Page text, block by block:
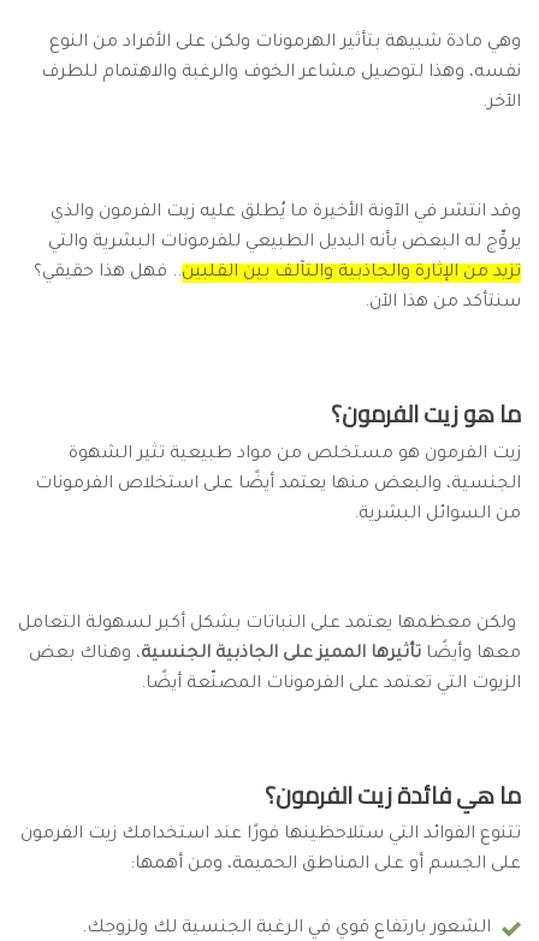
وهي مادة شبيهة بتأثير الهرمونات ولكن على الأفراد من النوع
نفسه، وهذا لتوصيل مشاعر الخوف والرغبة والاهتمام للطرف
الآخر.
وقد انتشر في الآونة الأخيرة ما يُطلق عليه زيت الفرمون والذي
يروِّج له البعض بأنه البديل الطبيعي للفرمونات البشرية والتي
تزيد من الإثارة والجاذبية والتآلف بين القلبين.. فهل هذا حقيقي؟
سنتأكد من هذا الآن.
ما هو زيت الفرمون؟
زيت الفرمون هو مستخلص من مواد طبيعية تثير الشهوة
الجنسية، والبعض منها يعتمد أيضًا على استخلاص الفرمونات
من السوائل البشرية.
ولكن معظمها يعتمد على النباتات بشكل أكبر لسهولة التعامل
معها وأيضًا تأثيرها المميز على الجاذبية الجنسية، وهناك بعض
الزيوت التي تعتمد على الفرمونات المصنّعة أيضًا.
ما هي فائدة زيت الفرمون؟
تتنوع الفوائد التي ستلاحظينها فورًا عند استخدامك زيت الفرمون
على الجسم أو على المناطق الحميمة، ومن أهمها:
الشعور بارتفاع قوي في الرغبة الجنسية لك ولزوجك.